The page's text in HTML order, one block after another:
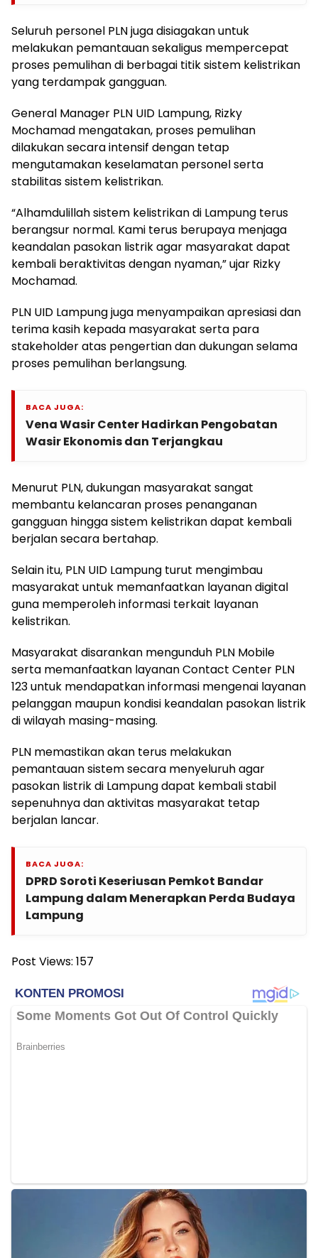
Seluruh personel PLN juga disiagakan untuk
melakukan pemantauan sekaligus mempercepat
proses pemulihan di berbagai titik sistem kelistrikan
yang terdampak gangguan.
General Manager PLN UID Lampung, Rizky
Mochamad mengatakan, proses pemulihan
dilakukan secara intensif dengan tetap
mengutamakan keselamatan personel serta
stabilitas sistem kelistrikan.
“Alhamdulillah sistem kelistrikan di Lampung terus
berangsur normal. Kami terus berupaya menjaga
keandalan pasokan listrik agar masyarakat dapat
kembali beraktivitas dengan nyaman,” ujar Rizky
Mochamad.
PLN UID Lampung juga menyampaikan apresiasi dan
terima kasih kepada masyarakat serta para
stakeholder atas pengertian dan dukungan selama
proses pemulihan berlangsung.
BACA JUGA:
Vena Wasir Center Hadirkan Pengobatan
Wasir Ekonomis dan Terjangkau
Menurut PLN, dukungan masyarakat sangat
membantu kelancaran proses penanganan
gangguan hingga sistem kelistrikan dapat kembali
berjalan secara bertahap.
Selain itu, PLN UID Lampung turut mengimbau
masyarakat untuk memanfaatkan layanan digital
guna memperoleh informasi terkait layanan
kelistrikan.
Masyarakat disarankan mengunduh PLN Mobile
serta memanfaatkan layanan Contact Center PLN
123 untuk mendapatkan informasi mengenai layanan
pelanggan maupun kondisi keandalan pasokan listrik
di wilayah masing-masing.
PLN memastikan akan terus melakukan
pemantauan sistem secara menyeluruh agar
pasokan listrik di Lampung dapat kembali stabil
sepenuhnya dan aktivitas masyarakat tetap
berjalan lancar.
BACA JUGA:
DPRD Soroti Keseriusan Pemkot Bandar
Lampung dalam Menerapkan Perda Budaya
Lampung
Post Views: 157